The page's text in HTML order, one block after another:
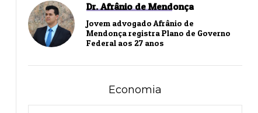
Dr. Afrânio de Mendonça
Jovem advogado Afrânio de
Mendonça registra Plano de Governo
Federal aos 27 anos
Economia